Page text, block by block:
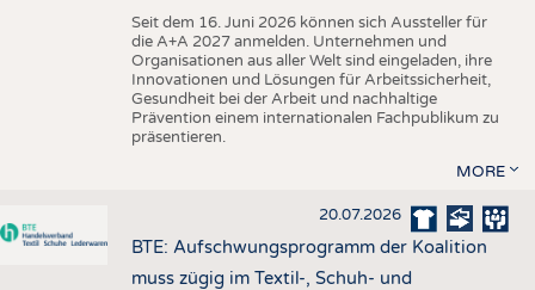
Seit dem 16. Juni 2026 können sich Aussteller für
die A+A 2027 anmelden. Unternehmen und
Organisationen aus aller Welt sind eingeladen, ihre
Innovationen und Lösungen für Arbeitssicherheit,
Gesundheit bei der Arbeit und nachhaltige
Prävention einem internationalen Fachpublikum zu
präsentieren.
MORE
20.07.2026
BTE: Aufschwungsprogramm der Koalition
muss zügig im Textil-, Schuh- und